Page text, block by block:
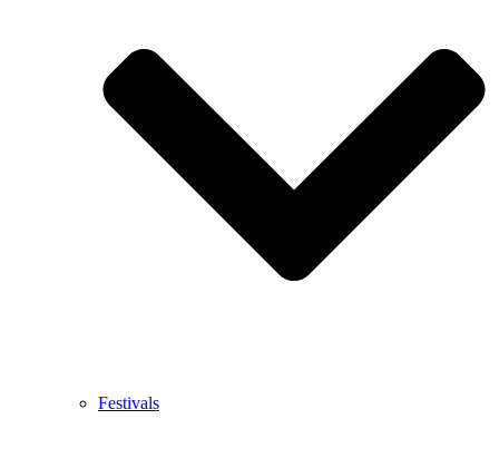
Festivals